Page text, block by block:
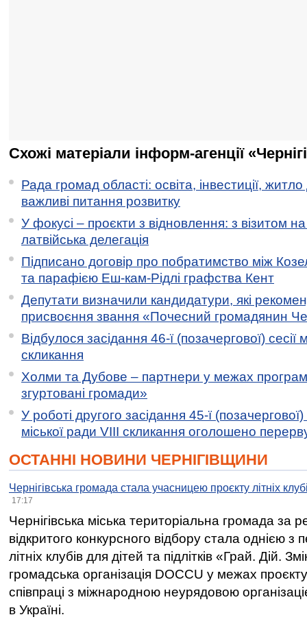
Схожі матеріали інформ-агенції
Рада громад області: освіта, інвестиції,
важливі питання розвитку
У фокусі – проєкти з відновлення: з візитом
латвійська делегація
Підписано договір про побратимство між
та парафією Еш-кам-Рідлі графства Кент
Депутати визначили кандидатури, які
присвоєння звання «Почесний громадянин
Відбулося засідання 46-ї (позачергової) сесії
скликання
Холми та Дубове – партнери у межах
згуртовані громади»
У роботі другого засідання 45-ї (позачергової)
міської ради VIII скликання оголошено
ОСТАННІ НОВИНИ ЧЕРНІГІВЩИНИ
Чернігівська громада стала учасницею проєкту літніх
17:17
Чернігівська міська територіальна громада за
відкритого конкурсного відбору стала однією
літніх клубів для дітей та підлітків «Грай. Дій.
громадська організація DOCCU у межах
співпраці з міжнародною неурядовою
в Україні.